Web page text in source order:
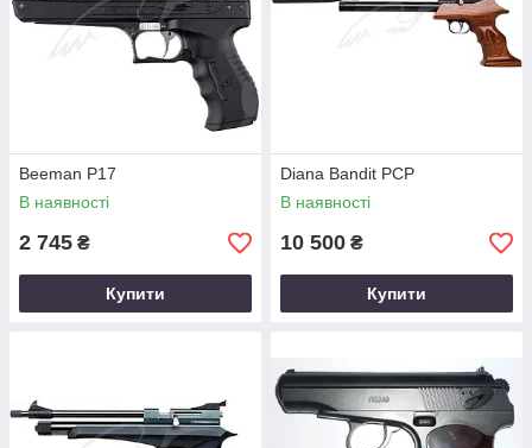
Beeman P17
В наявності
2 745 ₴
Купити
Diana Bandit PCP
В наявності
10 500 ₴
Купити